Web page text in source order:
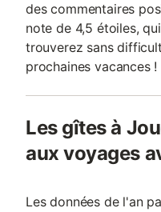
des commentaires
note de 4,5 étoiles,
trouverez sans
prochaines vacances !
Les gîtes à
aux voyages
Les données de l'an